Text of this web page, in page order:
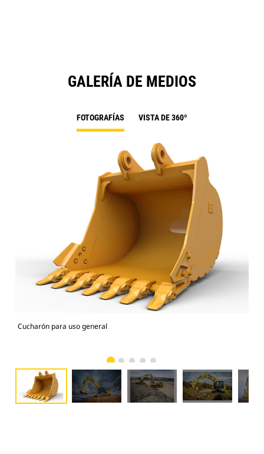
GALERÍA DE MEDIOS
FOTOGRAFÍAS VISTA DE 360º
Cucharón para uso general